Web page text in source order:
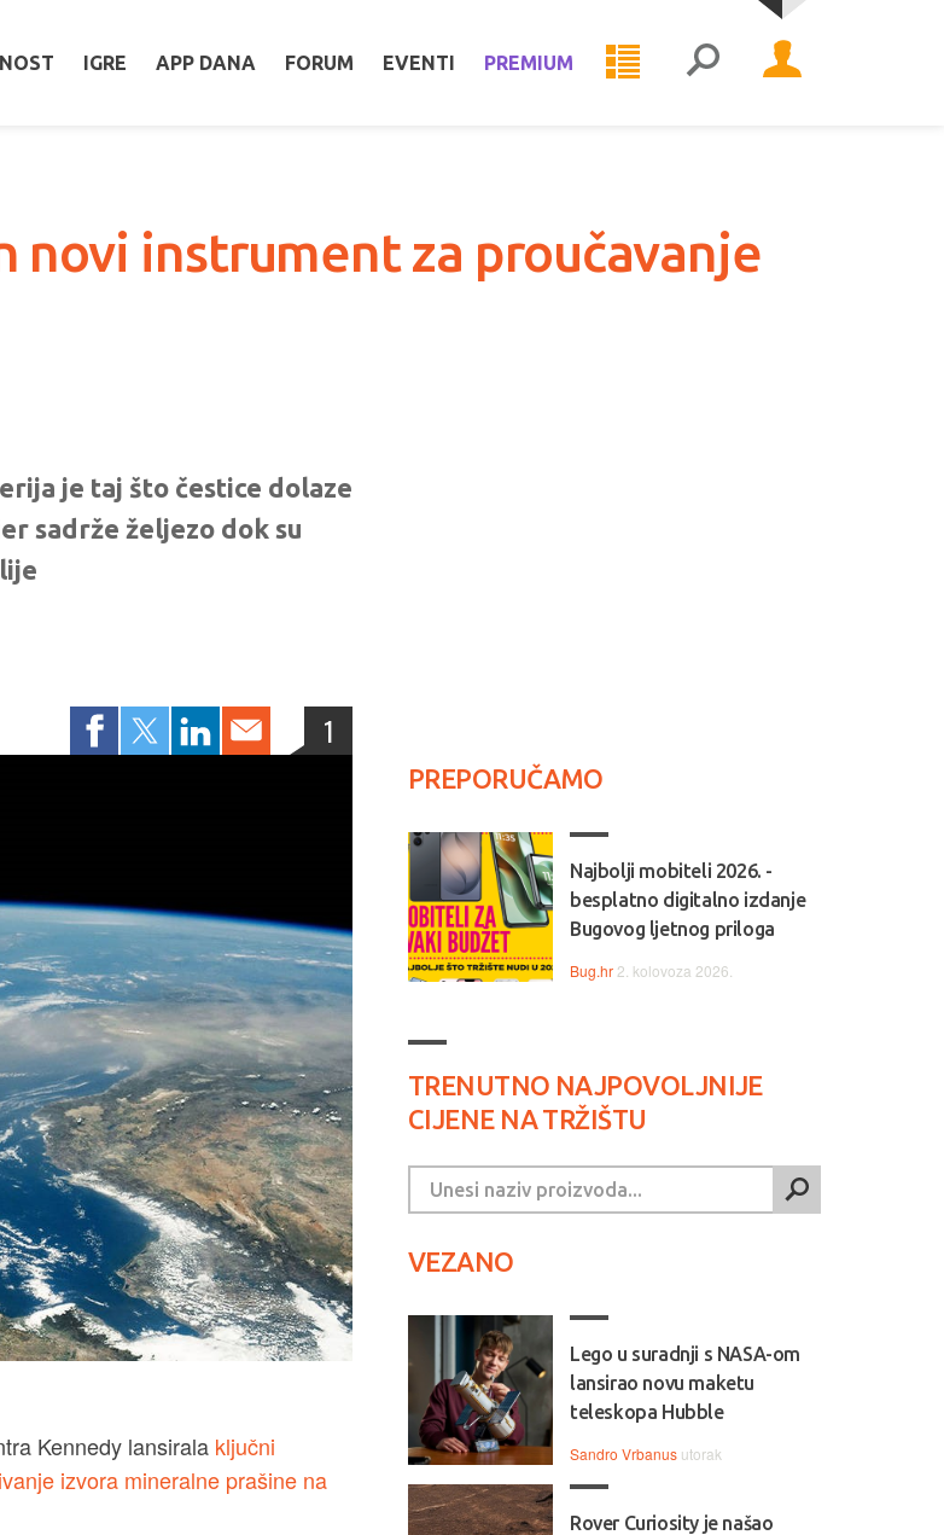
IGRE APP DANA FORUM EVENTI PREMIUM
novi instrument za proučavanje
je taj što čestice dolaze
sadrže željezo dok su
1
Kennedy lansirala ključni
izvora mineralne prašine na
PREPORUČAMO
Najbolji mobiteli 2026. -
besplatno digitalno izdanje
Bugovog ljetnog priloga
Bug.hr 2. kolovoza 2026.
TRENUTNO NAJPOVOLJNIJE
CIJENE NA TRŽIŠTU
VEZANO
Lego u suradnji s NASA-om
lansirao novu maketu
teleskopa Hubble
Sandro Vrbanus utorak
Rover Curiosity je našao